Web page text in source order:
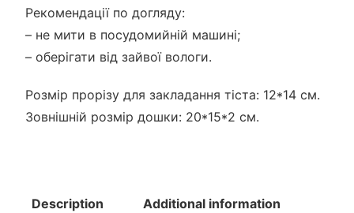
Рекомендації по догляду:
– не мити в посудомийній машині;
– оберігати від зайвої вологи.
Розмір прорізу для закладання тіста: 12*14 см.
Зовнішній розмір дошки: 20*15*2 см.
Description Additional information